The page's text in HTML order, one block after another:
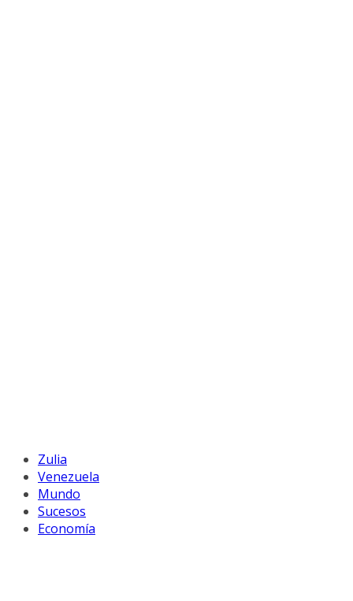
Zulia
Venezuela
Mundo
Sucesos
Economía